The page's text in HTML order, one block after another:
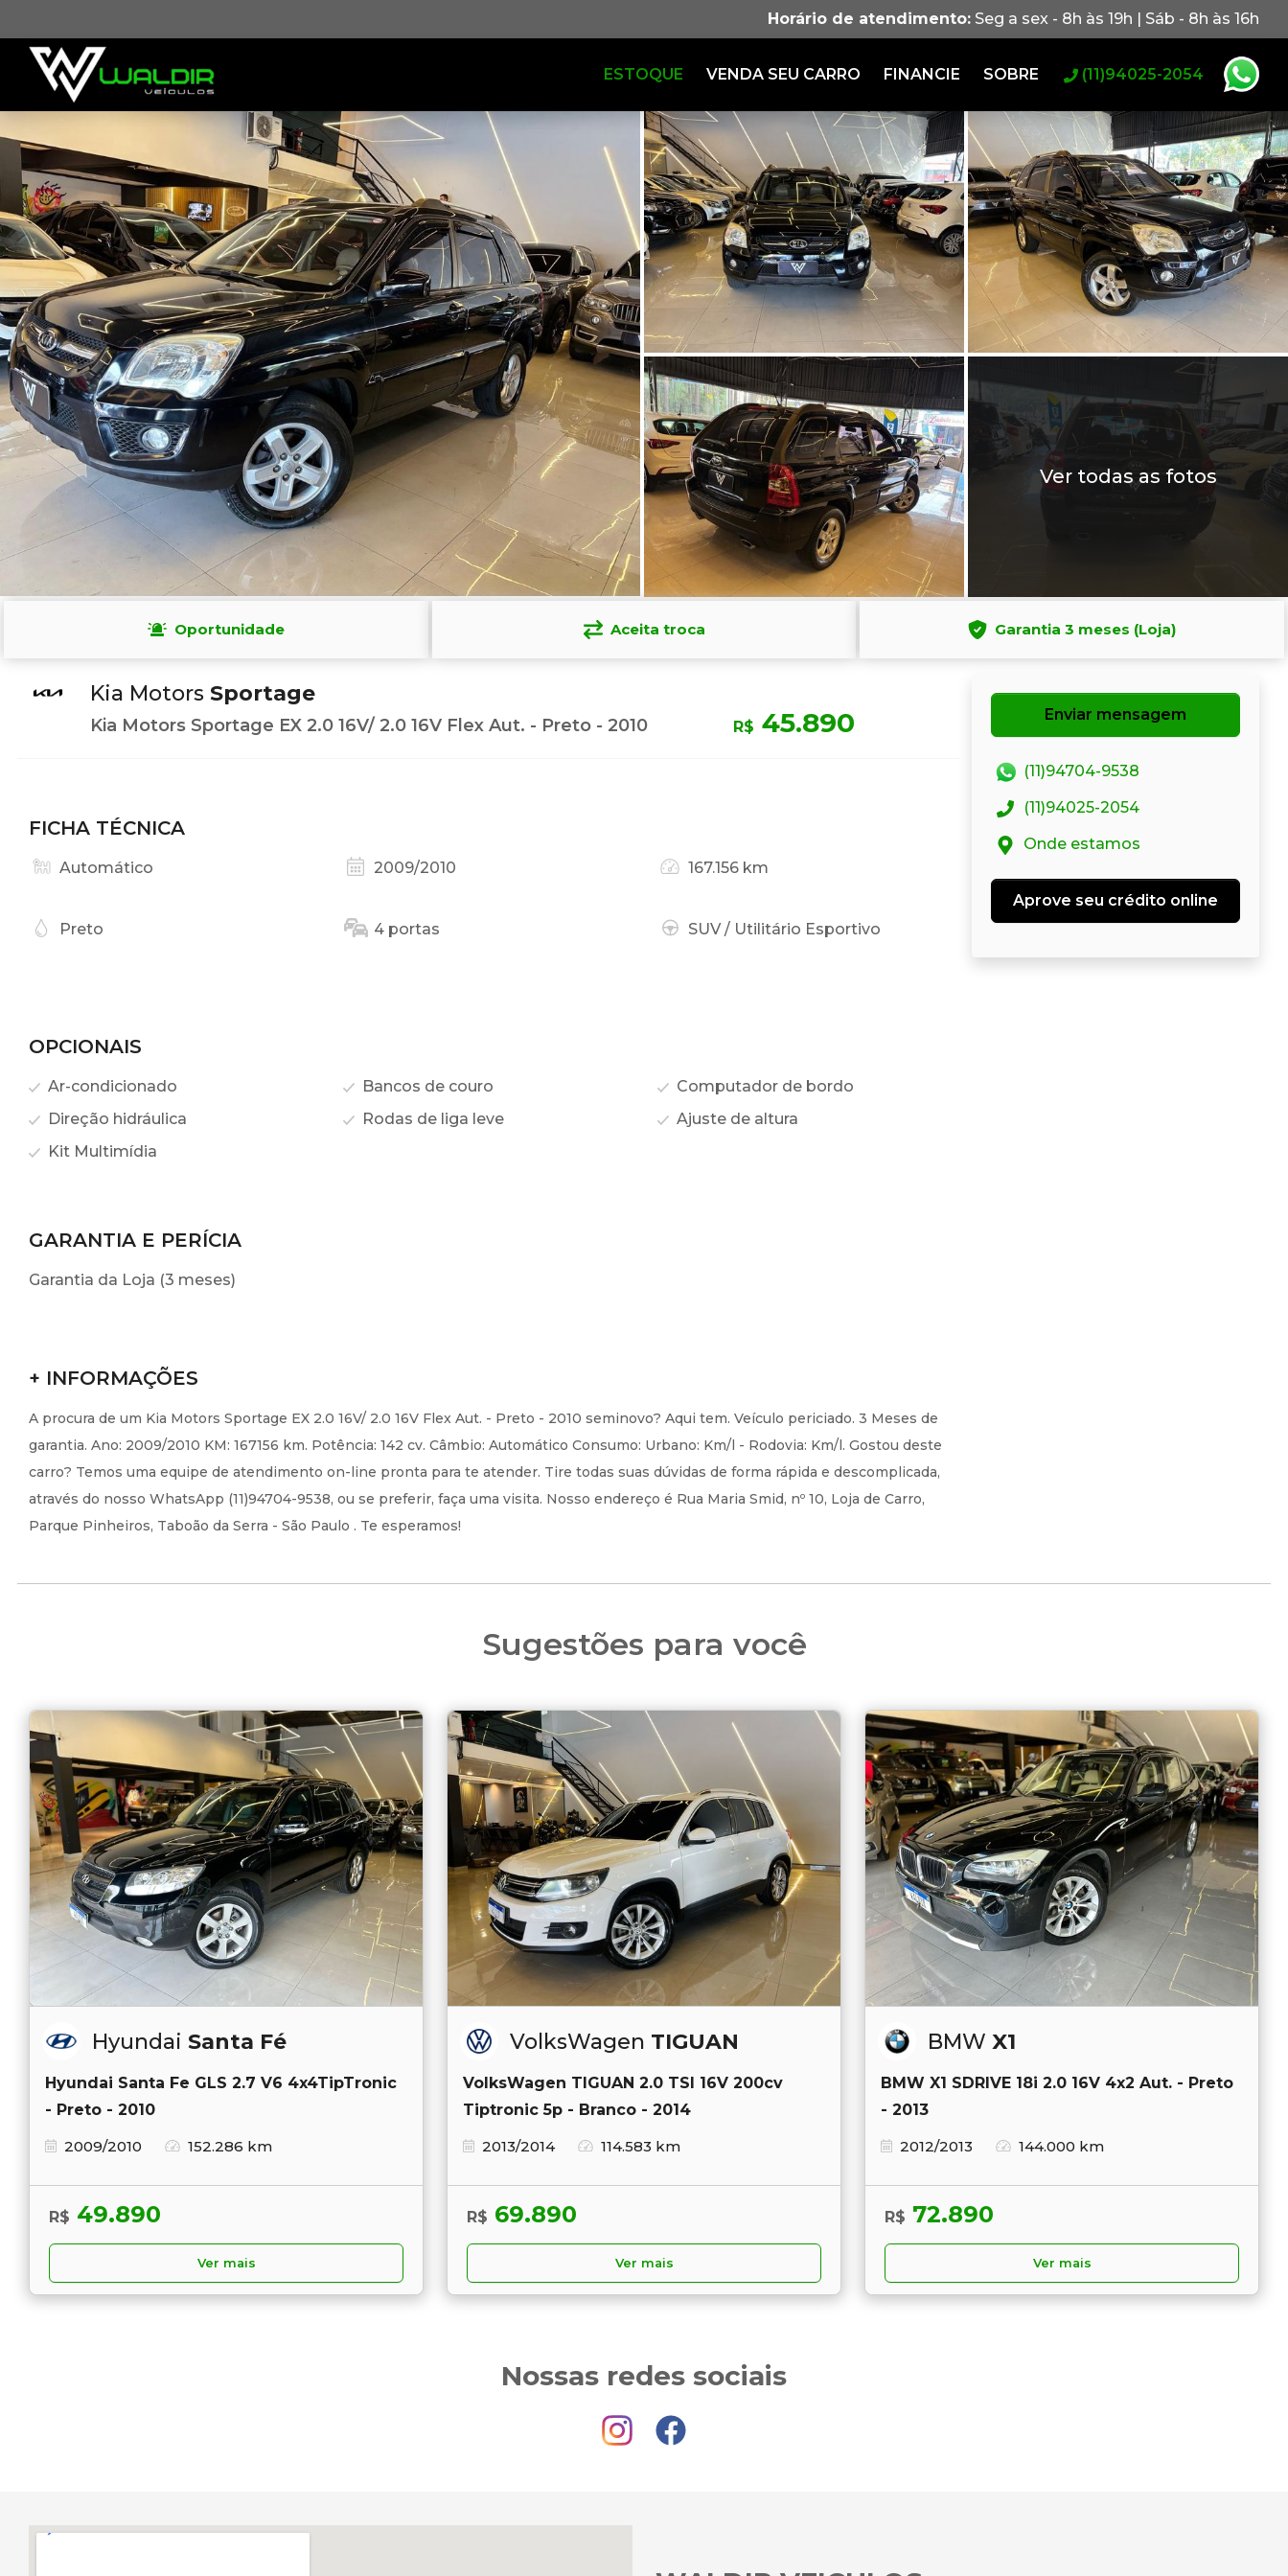
Horário de atendimento: Seg a sex - 8h às 19h | Sáb - 8h às 16h
ESTOQUE VENDA SEU CARRO FINANCIE SOBRE (11)94025-2054
Ver todas as fotos
Oportunidade Aceita troca Garantia 3 meses (Loja)
Kia Motors Sportage
Kia Motors Sportage EX 2.0 16V/ 2.0 16V Flex Aut. - Preto - 2010 R$ 45.890
FICHA TÉCNICA
Automático 2009/2010 167.156 km
Preto 4 portas SUV / Utilitário Esportivo
OPCIONAIS
Ar-condicionado Bancos de couro
Computador de bordo
Direção hidráulica
Rodas de liga leve
Ajuste de altura
Kit Multimídia
GARANTIA E PERÍCIA
Garantia da Loja (3 meses)
+ INFORMAÇÕES
A procura de um Kia Motors Sportage EX 2.0 16V/ 2.0 16V Flex Aut. - Preto - 2010 seminovo? Aqui tem. Veículo periciado. 3 Meses de
garantia. Ano: 2009/2010 KM: 167156 km. Potência: 142 cv. Câmbio: Automático Consumo: Urbano: Km/l - Rodovia: Km/l. Gostou deste
carro? Temos uma equipe de atendimento on-line pronta para te atender. Tire todas suas dúvidas de forma rápida e descomplicada,
através do nosso WhatsApp (11)94704-9538, ou se preferir, faça uma visita. Nosso endereço é Rua Maria Smid, nº 10, Loja de Carro,
Parque Pinheiros, Taboão da Serra - São Paulo . Te esperamos!
Enviar mensagem
(11)94704-9538
(11)94025-2054
Onde estamos
Aprove seu crédito online
Sugestões para você
Hyundai Santa Fé
Hyundai Santa Fe GLS 2.7 V6 4x4TipTronic
- Preto - 2010
2009/2010
152.286 km
R$ 49.890
Ver mais
VolksWagen TIGUAN
VolksWagen TIGUAN 2.0 TSI 16V 200cv
Tiptronic 5p - Branco - 2014
2013/2014
114.583 km
R$ 69.890
Ver mais
BMW X1
BMW X1 SDRIVE 18i 2.0 16V 4x2 Aut. - Preto
- 2013
2012/2013
144.000 km
R$ 72.890
Ver mais
Nossas redes sociais